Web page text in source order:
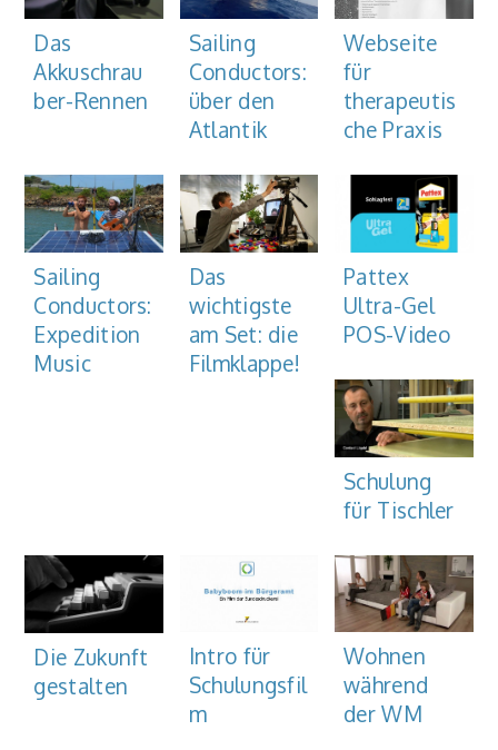
Das
Akkuschrau
ber-Rennen
Sailing
Conductors:
über den
Atlantik
Webseite
für
therapeutis
che Praxis
Sailing
Conductors:
Expedition
Music
Das
wichtigste
am Set: die
Filmklappe!
Pattex
Ultra-Gel
POS-Video
Schulung
für Tischler
Die Zukunft
gestalten
Intro für
Schulungsfil
m
Wohnen
während
der WM